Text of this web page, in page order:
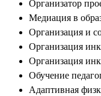
Организатор
Медиация в
Организация и
Организация
Организация
Обучение
Адаптивная